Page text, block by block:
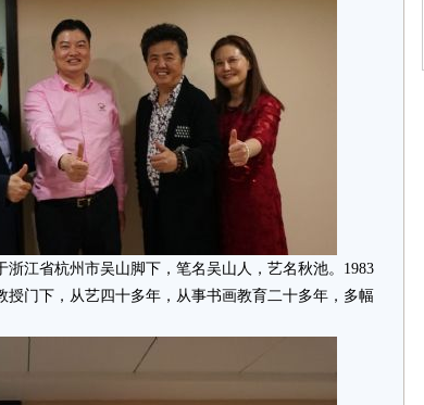
省杭州市吴山脚下，笔名吴山人，艺名秋池。1983
门下，从艺四十多年，从事书画教育二十多年，多幅